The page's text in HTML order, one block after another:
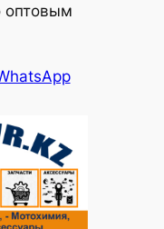
оптовым